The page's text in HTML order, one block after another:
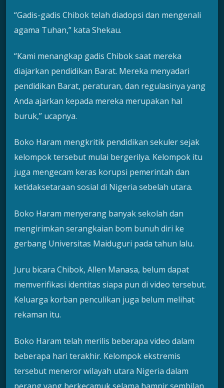
“Gadis-gadis Chibok telah diadopsi dan mengenali
agama Tuhan,” kata Shekau.
“Kami menangkap gadis Chibok saat mereka
diajarkan pendidikan Barat. Mereka menyadari
pendidikan Barat, peraturan, dan regulasinya yang
Anda ajarkan kepada mereka merupakan hal
buruk,” ucapnya.
Boko Haram mengkritik pendidikan sekuler sejak
kelompok tersebut mulai bergerilya. Kelompok itu
juga mengecam keras korupsi pemerintah dan
ketidaksetaraan sosial di Nigeria sebelah utara.
Boko Haram menyerang banyak sekolah dan
mengirimkan serangkaian bom bunuh diri ke
gerbang Universitas Maiduguri pada tahun lalu.
Juru bicara Chibok, Allen Manasa, belum dapat
memverifikasi identitas siapa pun di video tersebut.
Keluarga korban penculikan juga belum melihat
rekaman itu.
Boko Haram telah merilis beberapa video dalam
beberapa hari terakhir. Kelompok ekstremis
tersebut meneror wilayah utara Nigeria dalam
perang yang berkecamuk selama hampir sembilan